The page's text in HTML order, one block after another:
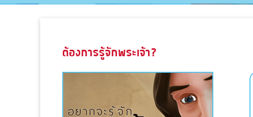
ต้องการรู้จักพระเจ้า?